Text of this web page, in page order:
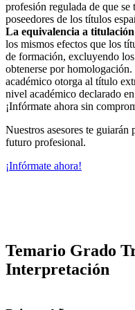
profesión regulada de que se
poseedores de los títulos
La equivalencia a titulación
los mismos efectos que los
de formación, excluyendo
obtenerse por
académico otorga al título
nivel académico declarado
¡Infórmate ahora sin
Nuestros asesores te
futuro profesional.
¡Infórmate ahora!
Temario Grado
Interpretación